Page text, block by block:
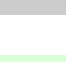
Prima